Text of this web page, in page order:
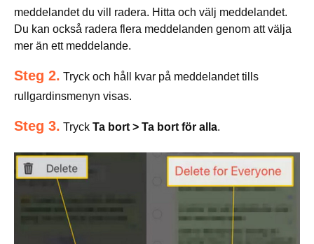
meddelandet du vill radera. Hitta och välj meddelandet.
Du kan också radera flera meddelanden genom att välja
mer än ett meddelande.
Steg 2. Tryck och håll kvar på meddelandet tills
rullgardinsmenyn visas.
Steg 3. Tryck Ta bort > Ta bort för alla.